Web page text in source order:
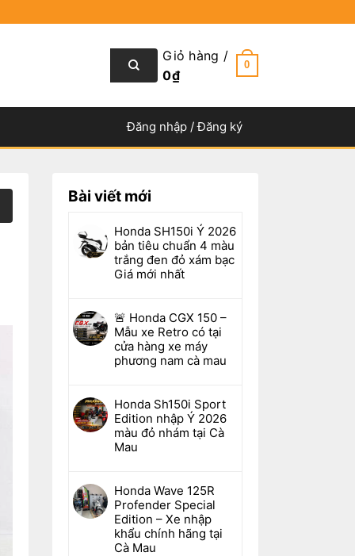
Giỏ hàng /
0₫
0
Đăng nhập / Đăng ký
Bài viết mới
Honda SH150i Ý 2026
bản tiêu chuẩn 4 màu
trắng đen đỏ xám bạc
Giá mới nhất
🚨 Honda CGX 150 –
Mẫu xe Retro có tại
cửa hàng xe máy
phương nam cà mau
Honda Sh150i Sport
Edition nhập Ý 2026
màu đỏ nhám tại Cà
Mau
Honda Wave 125R
Profender Special
Edition – Xe nhập
khẩu chính hãng tại
Cà Mau